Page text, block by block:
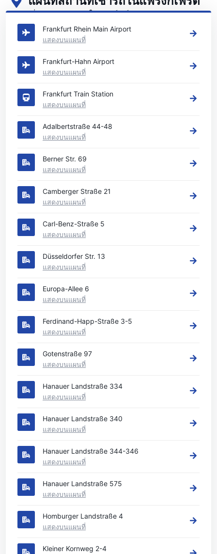
ดูสถานที่เช่ารถหลักของเราในแฟรงก์เฟิร์ต
Frankfurt Rhein Main Airport
แสดงบนแผนที่
Frankfurt-Hahn Airport
แสดงบนแผนที่
Frankfurt Train Station
แสดงบนแผนที่
Adalbertstraße 44-48
แสดงบนแผนที่
Berner Str. 69
แสดงบนแผนที่
Camberger Straße 21
แสดงบนแผนที่
Carl-Benz-Straße 5
แสดงบนแผนที่
Düsseldorfer Str. 13
แสดงบนแผนที่
Europa-Allee 6
แสดงบนแผนที่
Ferdinand-Happ-Straße 3-5
แสดงบนแผนที่
Gotenstraße 97
แสดงบนแผนที่
Hanauer Landstraße 334
แสดงบนแผนที่
Hanauer Landstraße 340
แสดงบนแผนที่
Hanauer Landstraße 344-346
แสดงบนแผนที่
Hanauer Landstraße 575
แสดงบนแผนที่
Homburger Landstraße 4
แสดงบนแผนที่
Kleiner Kornweg 2-4